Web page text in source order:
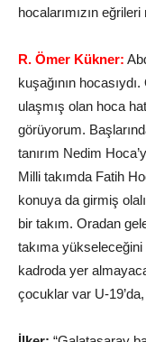
hocalarımızın
R. Ömer Kükner:
kuşağının
ulaşmış olan hoca
görüyorum.
tanırım Nedim
Milli takımda Fatih
konuya da girmiş
bir takım. Oradan
takıma
kadroda yer
çocuklar var U-